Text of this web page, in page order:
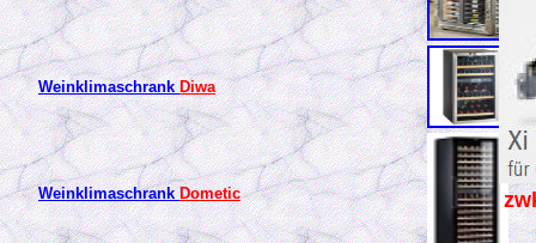
WeinklimaschrankDiwa
WeinklimaschrankDometic